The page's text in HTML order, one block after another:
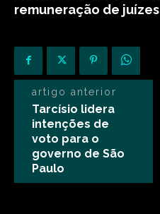
remuneração de juízes
artigo anterior
Tarcísio lidera
intenções de
voto para o
governo de São
Paulo